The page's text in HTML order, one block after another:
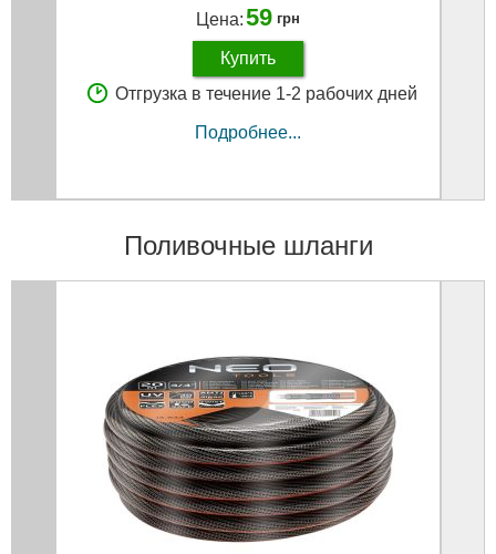
Цена:59 грн
Купить
Отгрузка в течение 1-2 рабочих дней
Подробнее...
Поливочные шланги